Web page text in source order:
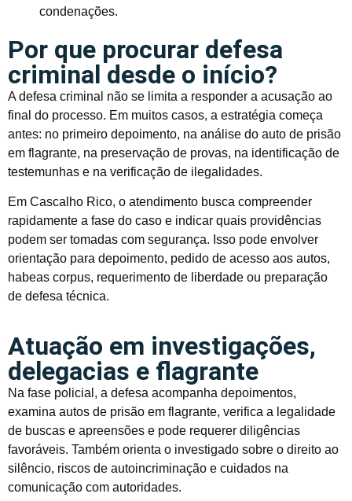
condenações.
Por que procurar defesa
criminal desde o início?
A defesa criminal não se limita a responder a acusação ao
final do processo. Em muitos casos, a estratégia começa
antes: no primeiro depoimento, na análise do auto de prisão
em flagrante, na preservação de provas, na identificação de
testemunhas e na verificação de ilegalidades.
Em Cascalho Rico, o atendimento busca compreender
rapidamente a fase do caso e indicar quais providências
podem ser tomadas com segurança. Isso pode envolver
orientação para depoimento, pedido de acesso aos autos,
habeas corpus, requerimento de liberdade ou preparação
de defesa técnica.
Atuação em investigações,
delegacias e flagrante
Na fase policial, a defesa acompanha depoimentos,
examina autos de prisão em flagrante, verifica a legalidade
de buscas e apreensões e pode requerer diligências
favoráveis. Também orienta o investigado sobre o direito ao
silêncio, riscos de autoincriminação e cuidados na
comunicação com autoridades.